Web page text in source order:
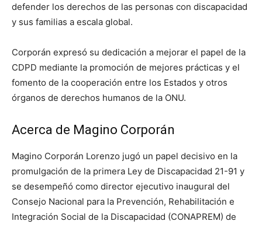
defender los derechos de las personas con discapacidad
y sus familias a escala global.
Corporán expresó su dedicación a mejorar el papel de la
CDPD mediante la promoción de mejores prácticas y el
fomento de la cooperación entre los Estados y otros
órganos de derechos humanos de la ONU.
Acerca de Magino Corporán
Magino Corporán Lorenzo jugó un papel decisivo en la
promulgación de la primera Ley de Discapacidad 21-91 y
se desempeñó como director ejecutivo inaugural del
Consejo Nacional para la Prevención, Rehabilitación e
Integración Social de la Discapacidad (CONAPREM) de